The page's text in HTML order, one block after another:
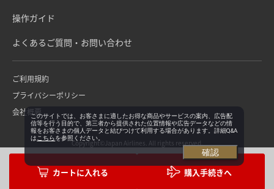
購入手続きへ
操作ガイド
よくあるご質問・お問い合わせ
ご利用規約
プライバシーポリシー
会社概要
Copyright©Japan Airlines. All rights reserved.
このサイトでは、お客さまに適したお得な商品やサービスの案内、広告配
信等を行う目的で、第三者から提供された位置情報や広告データなどの情
報をお客さまの個人データと結びつけて利用する場合があります。詳細Q&A
は こちらを参照ください。
確認